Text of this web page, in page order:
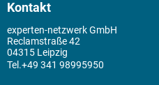
Kontakt
experten-netzwerk GmbH
Reclamstraße 42
04315 Leipzig
+49 341 98995950